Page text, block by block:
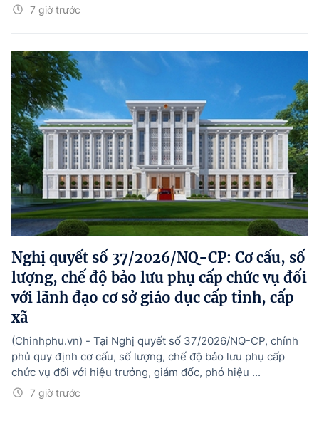
7 giờ trước
Nghị quyết số 37/2026/NQ-CP: Cơ cấu, số
lượng, chế độ bảo lưu phụ cấp chức vụ đối
với lãnh đạo cơ sở giáo dục cấp tỉnh, cấp
xã
7 giờ trước
(Chinhphu.vn) - Tại Nghị quyết số 37/2026/NQ-CP, chính
phủ quy định cơ cấu, số lượng, chế độ bảo lưu phụ cấp
chức vụ đối với hiệu trưởng, giám đốc, phó hiệu ...